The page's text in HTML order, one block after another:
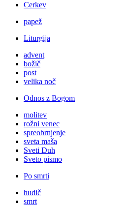
Cerkev
papež
Liturgija
advent
božič
post
velika noč
Odnos z Bogom
molitev
rožni venec
spreobrnjenje
sveta maša
Sveti Duh
Sveto pismo
Po smrti
hudič
smrt